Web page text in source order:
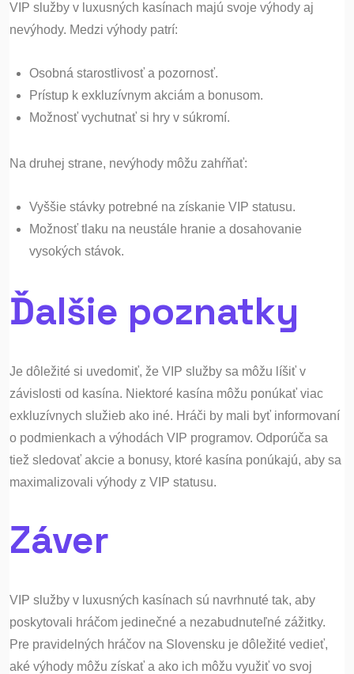
VIP služby v luxusných kasínach majú svoje výhody aj
nevýhody. Medzi výhody patrí:
Osobná starostlivosť a pozornosť.
Prístup k exkluzívnym akciám a bonusom.
Možnosť vychutnať si hry v súkromí.
Na druhej strane, nevýhody môžu zahŕňať:
Vyššie stávky potrebné na získanie VIP statusu.
Možnosť tlaku na neustále hranie a dosahovanie
vysokých stávok.
Ďalšie poznatky
Je dôležité si uvedomiť, že VIP služby sa môžu líšiť v
závislosti od kasína. Niektoré kasína môžu ponúkať viac
exkluzívnych služieb ako iné. Hráči by mali byť informovaní
o podmienkach a výhodách VIP programov. Odporúča sa
tiež sledovať akcie a bonusy, ktoré kasína ponúkajú, aby sa
maximalizovali výhody z VIP statusu.
Záver
VIP služby v luxusných kasínach sú navrhnuté tak, aby
poskytovali hráčom jedinečné a nezabudnuteľné zážitky.
Pre pravidelných hráčov na Slovensku je dôležité vedieť,
aké výhody môžu získať a ako ich môžu využiť vo svoj